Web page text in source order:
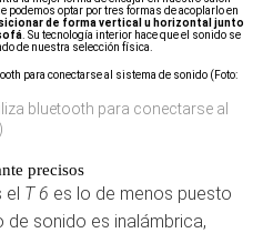
podemos optar por tres formas de acoplarlo en
de forma vertical u horizontal junto
. Su tecnología interior hace que el sonido se
de nuestra selección física.
bluetooth para conectarse al
precisos
el T 6 es lo de menos puesto
de sonido es inalámbrica,